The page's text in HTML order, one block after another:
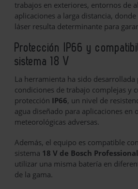
trabajos en exteriores, entornos de
aplicaciones a larga distancia,
láser resulta determinante para
Protección IP66 y
sistema 18 V
La herramienta ha sido
condiciones de trabajo complejas y
protección IP66, un nivel de
agua diseñado para aplicaciones en
meteorológicas adversas.
Además, el equipo es compatible
sistema 18 V de Bosch Professional
utilizar una misma batería en
de la gama.